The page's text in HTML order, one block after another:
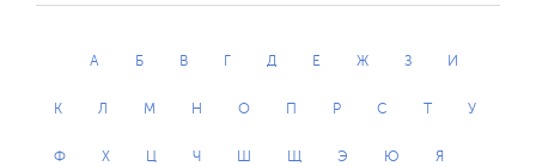
А Б В Г Д Е Ж З И
К Л М Н О П Р С Т У
Ф Х Ц Ч Ш Щ Э Ю Я